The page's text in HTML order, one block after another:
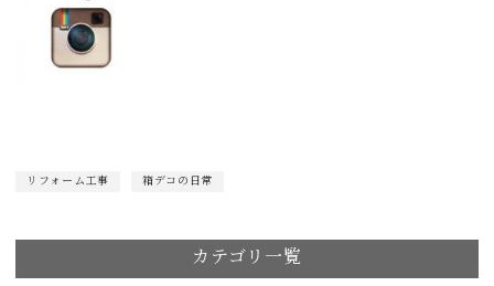
リフォーム工事 箱デコの日常
カテゴリ一覧